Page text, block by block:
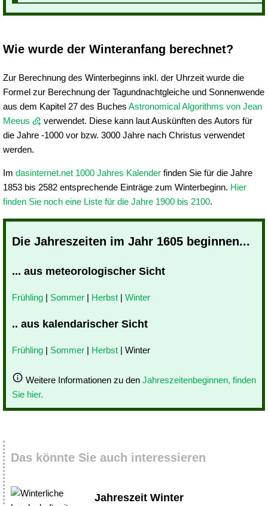
Wie wurde der Winteranfang berechnet?
Zur Berechnung des Winterbeginns inkl. der Uhrzeit wurde die
Formel zur Berechnung der Tagundnachtgleiche und Sonnenwende
aus dem Kapitel 27 des Buches Astronomical Algorithms von Jean
Meeus
verwendet. Diese kann laut Auskünften des Autors für
die Jahre -1000 vor bzw. 3000 Jahre nach Christus verwendet
werden.
Im dasinternet.net 1000 Jahres Kalender finden Sie für die Jahre
1853 bis 2582 entsprechende Einträge zum Winterbeginn. Hier
finden Sie noch eine Liste für die Jahre 1900 bis 2100.
Die Jahreszeiten im Jahr 1605 beginnen...
... aus meteorologischer Sicht
Frühling | Sommer | Herbst | Winter
.. aus kalendarischer Sicht
Frühling | Sommer | Herbst | Winter
Weitere Informationen zu den Jahreszeitenbeginnen, finden
Sie hier.
Das könnte Sie auch interessieren
Jahreszeit Winter